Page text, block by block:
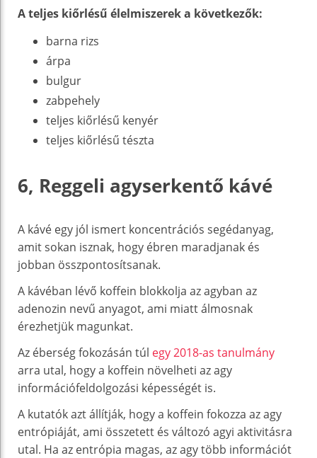
A teljes kiőrlésű élelmiszerek a következők:
barna rizs
árpa
bulgur
zabpehely
teljes kiőrlésű kenyér
teljes kiőrlésű tészta
6, Reggeli agyserkentő kávé
A kávé egy jól ismert koncentrációs segédanyag,
amit sokan isznak, hogy ébren maradjanak és
jobban összpontosítsanak.
A kávéban lévő koffein blokkolja az agyban az
adenozin nevű anyagot, ami miatt álmosnak
érezhetjük magunkat.
Az éberség fokozásán túl egy 2018-as tanulmány
arra utal, hogy a koffein növelheti az agy
információfeldolgozási képességét is.
A kutatók azt állítják, hogy a koffein fokozza az agy
entrópiáját, ami összetett és változó agyi aktivitásra
utal. Ha az entrópia magas, az agy több információt